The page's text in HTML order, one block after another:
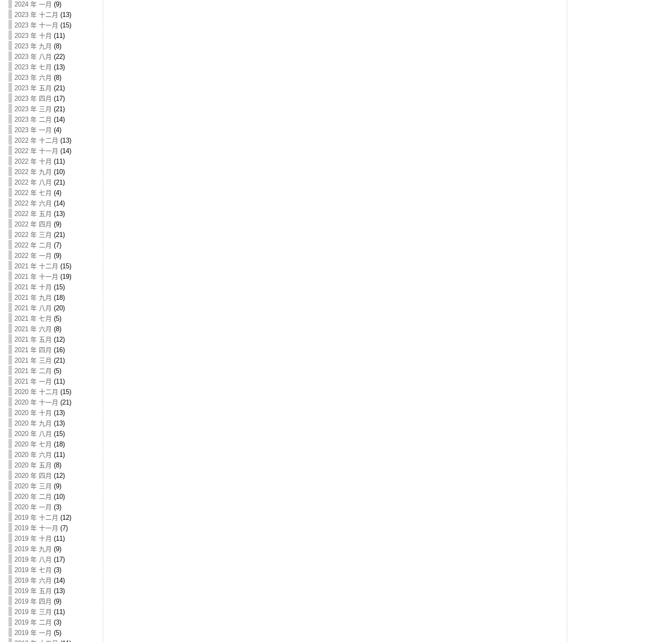
2024 年 一月 (9)
2023 年 十二月 (13)
2023 年 十一月 (15)
2023 年 十月 (11)
2023 年 九月 (8)
2023 年 八月 (22)
2023 年 七月 (13)
2023 年 六月 (8)
2023 年 五月 (21)
2023 年 四月 (17)
2023 年 三月 (21)
2023 年 二月 (14)
2023 年 一月 (4)
2022 年 十二月 (13)
2022 年 十一月 (14)
2022 年 十月 (11)
2022 年 九月 (10)
2022 年 八月 (21)
2022 年 七月 (4)
2022 年 六月 (14)
2022 年 五月 (13)
2022 年 四月 (9)
2022 年 三月 (21)
2022 年 二月 (7)
2022 年 一月 (9)
2021 年 十二月 (15)
2021 年 十一月 (19)
2021 年 十月 (15)
2021 年 九月 (18)
2021 年 八月 (20)
2021 年 七月 (5)
2021 年 六月 (8)
2021 年 五月 (12)
2021 年 四月 (16)
2021 年 三月 (21)
2021 年 二月 (5)
2021 年 一月 (11)
2020 年 十二月 (15)
2020 年 十一月 (21)
2020 年 十月 (13)
2020 年 九月 (13)
2020 年 八月 (15)
2020 年 七月 (18)
2020 年 六月 (11)
2020 年 五月 (8)
2020 年 四月 (12)
2020 年 三月 (9)
2020 年 二月 (10)
2020 年 一月 (3)
2019 年 十二月 (12)
2019 年 十一月 (7)
2019 年 十月 (11)
2019 年 九月 (9)
2019 年 八月 (17)
2019 年 七月 (3)
2019 年 六月 (14)
2019 年 五月 (13)
2019 年 四月 (9)
2019 年 三月 (11)
2019 年 二月 (3)
2019 年 一月 (5)